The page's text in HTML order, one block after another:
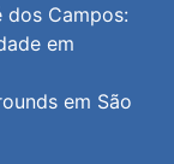
dos Campos:
em
em São